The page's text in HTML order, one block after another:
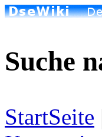
Suche
StartSeite